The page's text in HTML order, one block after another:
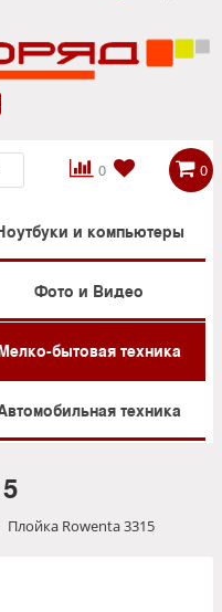
0

 0
и компьютеры
Фото и Видео
бытовая техника
техника
Плойка Rowenta 3315